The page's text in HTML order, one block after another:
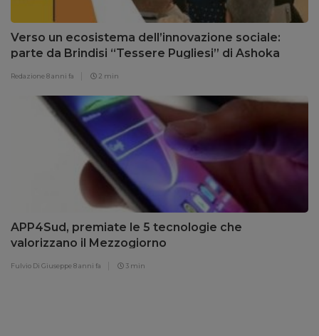
Verso un ecosistema dell’innovazione sociale:
parte da Brindisi “Tessere Pugliesi” di Ashoka
Redazione8 anni fa 2 min
APP4Sud, premiate le 5 tecnologie che
valorizzano il Mezzogiorno
Fulvio Di Giuseppe8 anni fa 3 min